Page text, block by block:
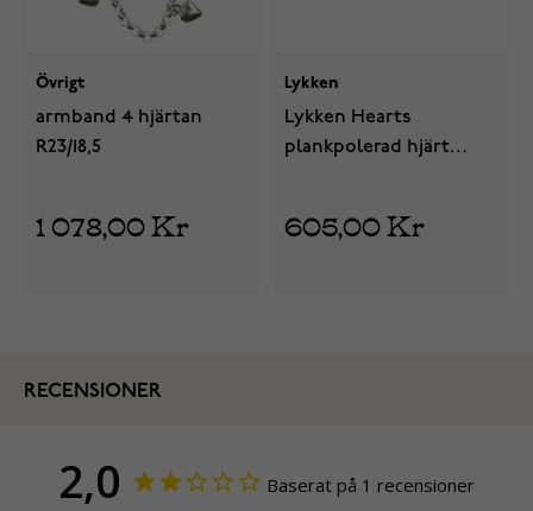
Övrigt
armband 4 hjärtan
R23/18,5
1 078,00 Kr
Lykken
Lykken Hearts
plankpolerad hjärt
605,00 Kr
RECENSIONER
2,0 Baserat på 1 recensioner